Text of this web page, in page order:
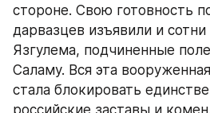
стороне. Свою готовность
дарвазцев изъявили и
Язгулема, подчиненные
Саламу. Вся эта
стала блокировать